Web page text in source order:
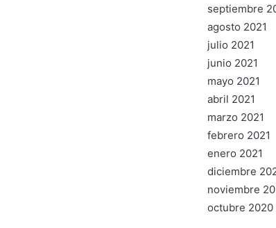
septiembre
agosto 2021
julio 2021
junio 2021
mayo 2021
abril 2021
marzo 2021
febrero 2021
enero 2021
diciembre
noviembre
octubre 2020